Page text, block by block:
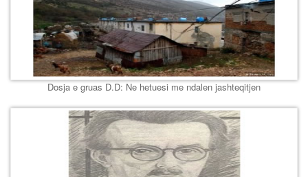
Dosja e gruas D.D: Ne hetuesi me ndalen jashteqitjen